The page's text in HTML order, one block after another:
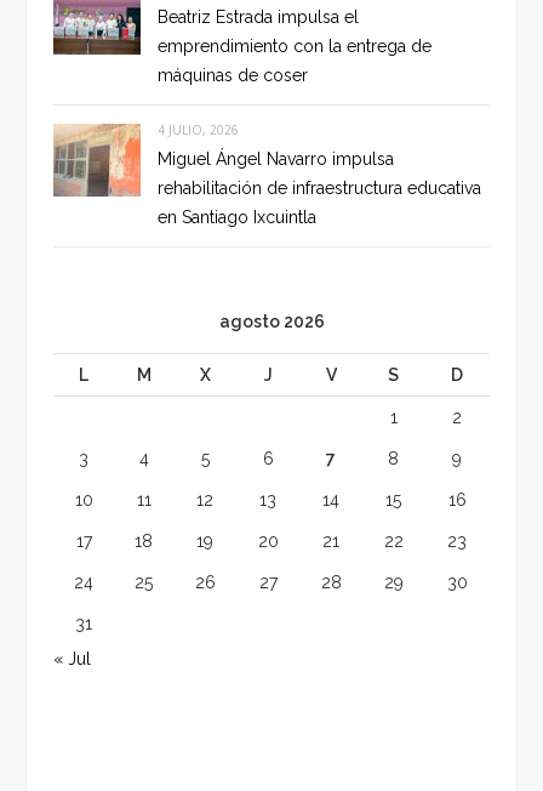
Beatriz Estrada impulsa el
emprendimiento con la entrega de
máquinas de coser
4 JULIO, 2026
Miguel Ángel Navarro impulsa
rehabilitación de infraestructura educativa
en Santiago Ixcuintla
agosto 2026
L M X J V S D
1 2
3 4 5 6 7 8 9
10 11 12 13 14 15 16
17 18 19 20 21 22 23
24 25 26 27 28 29 30
31
« Jul